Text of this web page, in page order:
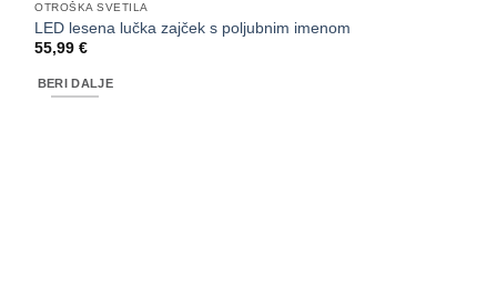
OTROŠKA SVETILA
LED lesena lučka zajček s poljubnim imenom
55,99€
BERI DALJE